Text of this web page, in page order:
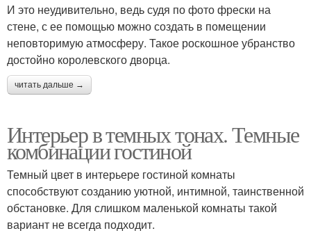
И это неудивительно, ведь судя по фото фрески на
стене, с ее помощью можно создать в помещении
неповторимую атмосферу. Такое роскошное убранство
достойно королевского дворца.
читать дальше →
Интерьер в темных тонах. Темные
комбинации гостиной
Темный цвет в интерьере гостиной комнаты
способствуют созданию уютной, интимной, таинственной
обстановке. Для слишком маленькой комнаты такой
вариант не всегда подходит.